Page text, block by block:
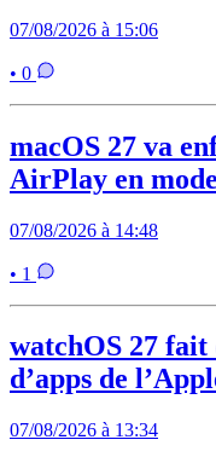
07/08/2026 à 15:06
• 0
macOS 27 va
AirPlay en
07/08/2026 à 14:48
• 1
watchOS 27
d’apps de
07/08/2026 à 13:34